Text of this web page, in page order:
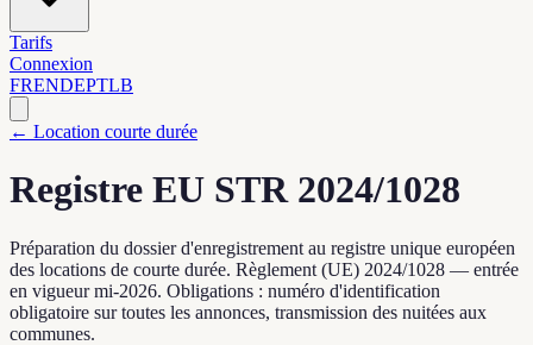
Tarifs
Connexion
FRENDEPTLB
← Location courte durée
Registre EU STR 2024/1028
Préparation du dossier d'enregistrement au registre unique européen
des locations de courte durée. Règlement (UE) 2024/1028 — entrée
en vigueur mi-2026. Obligations : numéro d'identification
obligatoire sur toutes les annonces, transmission des nuitées aux
communes.